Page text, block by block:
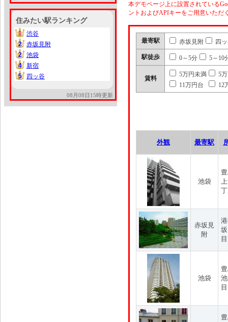
住みたい駅ランキング
1
1
渋谷
2
2
赤坂見附
2
2
池袋
4
4
新宿
5
5 四ッ谷
08月08日15時更新
本デモページ上に設置されている
ントおよびAPIキーをご用意いただ
最寄駅 赤坂見附 四
駅徒歩 0～5分 5～10
賃料
5万円未満
5
11万円台
12
外観 最寄駅
池袋
赤坂見
附
目
池袋
目